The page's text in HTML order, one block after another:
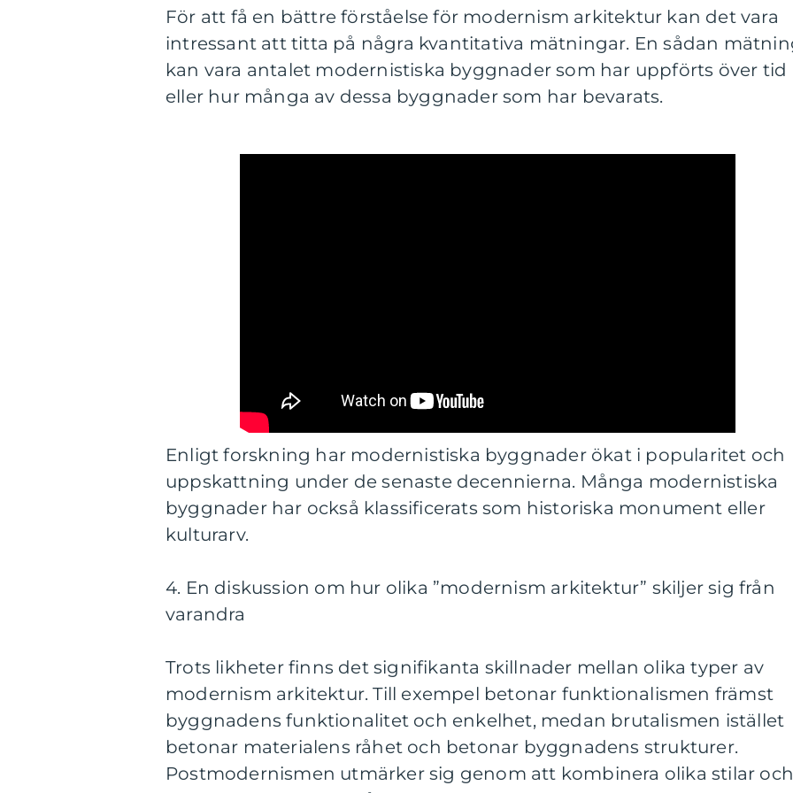
För att få en bättre förståelse för modernism arkitektur kan det vara
intressant att titta på några kvantitativa mätningar. En sådan
kan vara antalet modernistiska byggnader som har uppförts över tid
eller hur många av dessa byggnader som har bevarats.
Enligt forskning har modernistiska byggnader ökat i popularitet och
uppskattning under de senaste decennierna. Många modernistiska
byggnader har också klassificerats som historiska monument eller
kulturarv.
4. En diskussion om hur olika ”modernism arkitektur” skiljer sig från
varandra
Trots likheter finns det signifikanta skillnader mellan olika typer av
modernism arkitektur. Till exempel betonar funktionalismen främst
byggnadens funktionalitet och enkelhet, medan brutalismen istället
betonar materialens råhet och betonar byggnadens strukturer.
Postmodernismen utmärker sig genom att kombinera olika stilar